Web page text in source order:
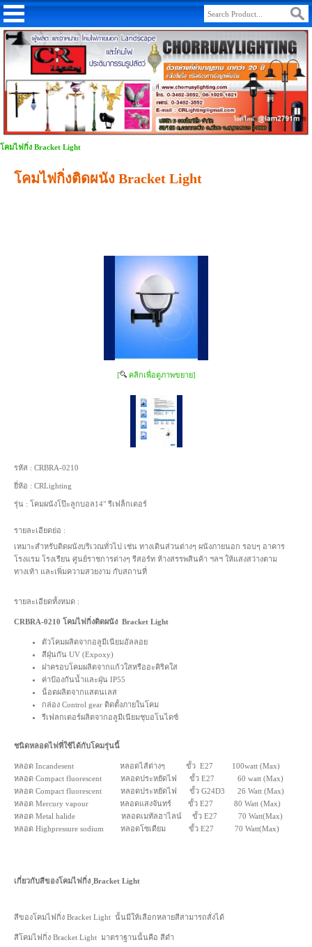
โคมไฟกิ่ง Bracket Light
โคมไฟกิ่งติดผนัง Bracket Light
[ คลิกเพื่อดูภาพขยาย]
รหัส : CRBRA-0210
ยี่ห้อ : CRLighting
รุ่น : โคมผนังโป๊ะลูกบอล14" รีเฟล็กเตอร์
รายละเอียดย่อ :
เหมาะสำหรับติดผนังบริเวณทั่วไป เช่น ทางเดินส่วนต่างๆ ผนังภายนอก รอบๆ อาคาร
โรงแรม โรงเรียน ศูนย์ราชการต่างๆ รีสอร์ท ห้างสรรพสินค้า ฯลฯ ให้แสงสว่างตาม
ทางเท้า และเพิ่มความสวยงาม กับสถานที่
รายละเอียดทั้งหมด :
CRBRA-0210 โคมไฟกิ่งติดผนัง Bracket Light
ตัวโคมผลิตจากอลูมีเนียมอัลลอย
สีฝุ่นกัน UV (Expoxy)
ฝาครอบโคมผลิตจากแก้วใสหรืออะคิริคใส
ค่าป้องกันน้ำและฝุ่น IP55
น็อตผลิตจากแสตนเลส
กล่อง Control gear ติดตั้งภายในโคม
รีเฟลกเตอร์ผลิตจากอลูมีเนียมชุบอโนไดซ์
ชนิดหลอดไฟที่ใช้ได้กับโคมรุ่นนี้
หลอด Incandesent หลอดไส้ต่างๆ ขั้ว E27 100watt (Max)
หลอด Compact fluorescent หลอดประหยัดไฟ ขั้ว E27 60 watt (Max)
หลอด Compact fluorescent หลอดประหยัดไฟ ขั้ว G24D3 26 Watt (Max)
หลอด Mercury vapour หลอดแสงจันทร์ ขั้ว E27 80 Watt (Max)
หลอด Metal halide หลอดเมทัลฮาไลน์ ขั้ว E27 70 Watt(Max)
หลอด Highpressure sodium หลอดโซเดียม ขั้ว E27 70 Watt(Max)
เกี่ยวกับสีของโคมไฟกิ่ง ฺBracket Light
สีของโคมไฟกิ่ง Bracket Light นั้นมีให้เลือกหลายสีสามารถสั่งได้
สีโคมไฟกิ่ง Bracket Light มาตราฐานนั้นคือ สีดำ